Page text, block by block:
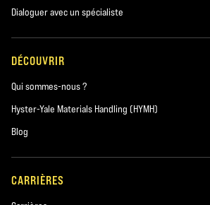
Dialoguer avec un spécialiste
DÉCOUVRIR
Qui sommes-nous ?
Hyster-Yale Materials Handling (HYMH)
Blog
CARRIÈRES